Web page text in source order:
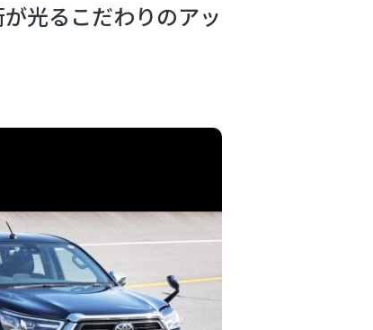
光るこだわりのアッ